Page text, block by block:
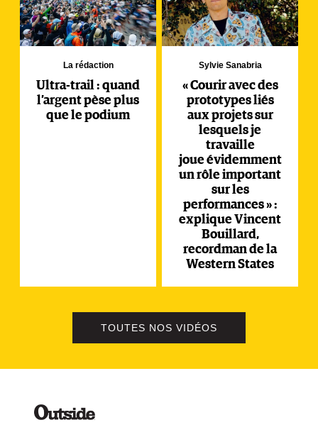
La rédaction
Ultra-trail : quand
l’argent pèse plus
que le podium
Sylvie Sanabria
« Courir avec des
prototypes liés
aux projets sur
lesquels je
travaille
joue évidemment
un rôle important
sur les
performances » :
explique Vincent
Bouillard,
recordman de la
Western States
TOUTES NOS VIDÉOS